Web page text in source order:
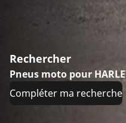
Rechercher
Pneus moto pour
Compléter ma recherche